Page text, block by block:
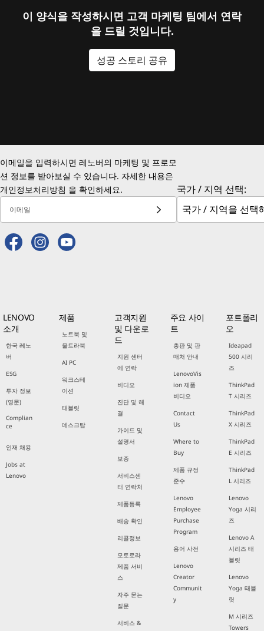
이 양식을 작성하시면 고객 마케팅 팀에서 연락
을 드릴 것입니다.
성공 스토리 공유
이메일을 입력하시면 레노버의 마케팅 및 프로모
션 정보를 받아보실 수 있습니다. 자세한 내용은
개인정보처리방침 을 확인하세요.
이메일
국가 / 지역 선택:
LENOVO
소개
한국 레노
버
ESG
투자 정보
(영문)
Complian
ce
인재 채용
Jobs at
Lenovo
제품
노트북 및
울트라북
AI PC
워크스테
이션
태블릿
데스크탑
고객지원
및 다운로
드
지원 센터
에 연락
비디오
진단 및 해
결
가이드 및
설명서
보증
서비스센
터 연락처
제품등록
배송 확인
리콜정보
모토로라
제품 서비
스
자주 묻는
질문
서비스 &
주요 사이
트
총판 및 판
매처 안내
LenovoVis
ion 제품
비디오
Contact
Us
Where to
Buy
제품 규정
준수
Lenovo
Employee
Purchase
Program
용어 사전
Lenovo
Creator
Communit
y
포트폴리
오
Ideapad
500 시리
즈
ThinkPad
T 시리즈
ThinkPad
X 시리즈
ThinkPad
E 시리즈
ThinkPad
L 시리즈
Lenovo
Yoga 시리
즈
Lenovo A
시리즈 태
블릿
Lenovo
Yoga 태블
릿
M 시리즈
Towers